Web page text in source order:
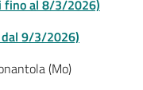
fino al 8/3/2026)
9/3/2026)
(Mo)